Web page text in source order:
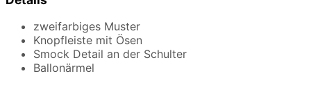
zweifarbiges Muster
Knopfleiste mit Ösen
Smock Detail an der Schulter
Ballonärmel